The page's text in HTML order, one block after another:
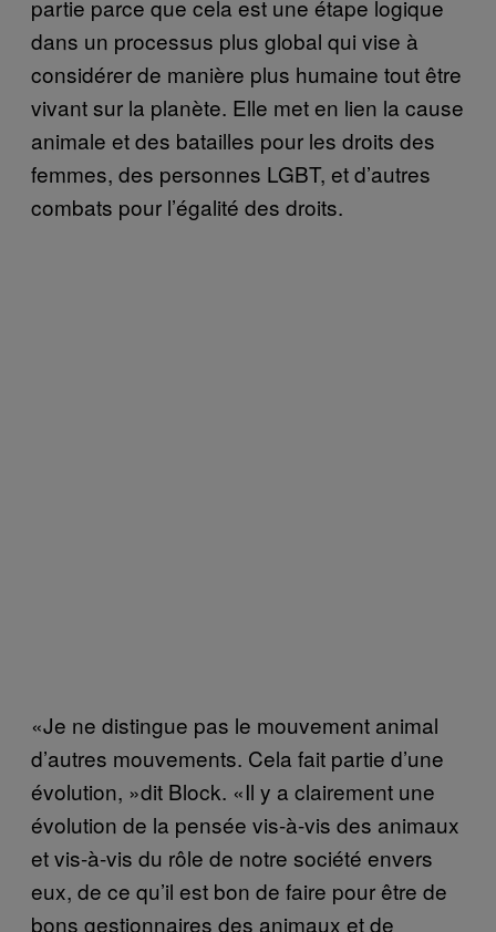
partie parce que cela est une étape logique
dans un processus plus global qui vise à
considérer de manière plus humaine tout être
vivant sur la planète. Elle met en lien la cause
animale et des batailles pour les droits des
femmes, des personnes LGBT, et d’autres
combats pour l’égalité des droits.
«Je ne distingue pas le mouvement animal
d’autres mouvements. Cela fait partie d’une
évolution, »dit Block. «Il y a clairement une
évolution de la pensée vis-à-vis des animaux
et vis-à-vis du rôle de notre société envers
eux, de ce qu’il est bon de faire pour être de
bons gestionnaires des animaux et de